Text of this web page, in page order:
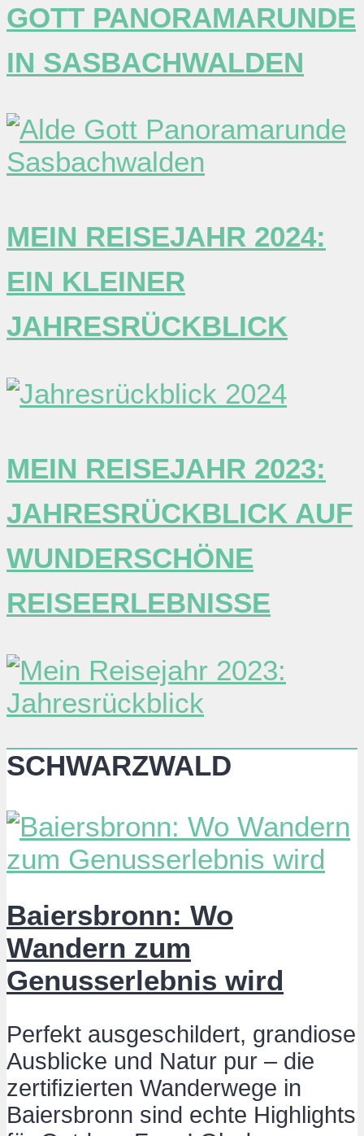
OTT PANORAMARUNDE I
N SASBACHWALDEN
MEIN REISEJAHR 2024:
EIN KLEINER
JAHRESRÜCKBLICK
MEIN REISEJAHR 2023:
JAHRESRÜCKBLICK AUF
WUNDERSCHÖNE
REISEERLEBNISSE
SCHWARZWALD
Baiersbronn: Wo
Wandern zum
Genusserlebnis wird
Perfekt ausgeschildert, grandiose
Ausblicke und Natur pur – die
zertifizierten Wanderwege in
Baiersbronn sind echte Highlights